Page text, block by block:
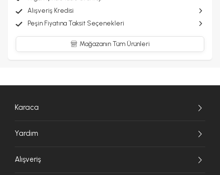
Alışveriş Kredisi
Peşin Fiyatına Taksit Seçenekleri
Mağazanın Tüm Ürünleri
Karaca
Yardım
Alışveriş